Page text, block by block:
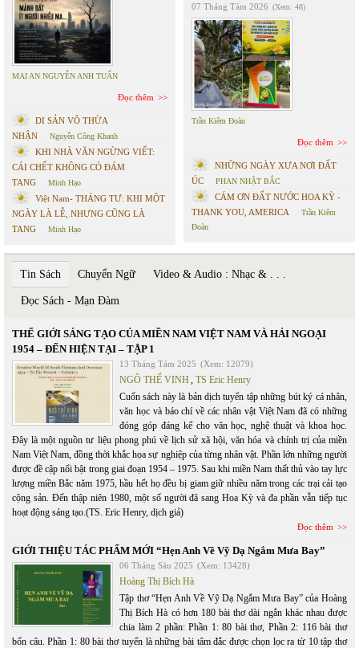
MAI AN NGUYỄN ANH TUẤN
Đọc thêm
DI SẢN VÔ THỪA
NHẬN
Nguyễn Công Khanh
KHI NHÀ VĂN NGỪNG VIẾT:
CÁI CHẾT KHÔNG CÓ ĐÁM
TANG
Minh Hạo
Việt Nam- THÁNG TƯ: KHI MỘT
NGÀY LÀ LỄ, NHƯNG CŨNG LÀ
TANG
Minh Hạo
07 Tháng Tám 2026 (Xem: 48)
Trần Kiêm Đoàn
Đọc thêm
NHỮNG NGÀY XƯA NƠI ĐẤT
ÚC
PHAN NHẬT BẮC
CÁM ƠN ĐẤT NƯỚC HOA KỲ -
THANK YOU, AMERICA
Trần Kiêm
Đoàn
Tin Sách Chuyển Ngữ Video & Audio : Nhạc & . . .
Đọc Sách - Mạn Đàm
THẾ GIỚI SÁNG TẠO CỦA MIỀN NAM VIỆT NAM VÀ HẢI NGOẠI
1954 – ĐẾN HIỆN TẠI – TẬP 1
13 Tháng Tám 2025 (Xem: 12079)
NGÔ THẾ VINH, TS Eric Henry
Cuốn sách này là bản dịch tuyển tập những bút ký cá nhân,
văn học và báo chí về các nhân vật Việt Nam đã có những
đóng góp đáng kể cho văn học, nghệ thuật và khoa học.
Đây là một nguồn tư liệu phong phú về lịch sử xã hội, văn hóa và chính trị của miền
Nam Việt Nam, đồng thời khắc họa sự nghiệp của từng nhân vật. Phần lớn những người
được đề cập nổi bật trong giai đoạn 1954 – 1975. Sau khi miền Nam thất thủ vào tay lực
lượng miền Bắc năm 1975, hầu hết họ đều bị giam giữ nhiều năm trong các trại cải tạo
cộng sản. Đến thập niên 1980, một số người đã sang Hoa Kỳ và đa phần vẫn tiếp tục
hoạt động sáng tạo.(TS. Eric Henry, dịch giả)
Đọc thêm
GIỚI THIỆU TÁC PHẨM MỚI “Hẹn Anh Về Vỹ Dạ Ngắm Mưa Bay”
06 Tháng Sáu 2025 (Xem: 13428)
Hoàng Thị Bích Hà
Tập thơ “Hẹn Anh Về Vỹ Dạ Ngắm Mưa Bay” của Hoàng
Thị Bích Hà có hơn 180 bài thơ dài ngắn khác nhau được
chia làm 2 phần: Phần 1: 80 bài thơ, Phần 2: 116 bài thơ
bốn câu. Phần 1: 80 bài thơ tuyển là những bài tâm đắc được chọn lọc ra từ 10 tập thơ